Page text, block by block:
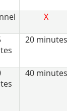
X
20 minutes
40 minutes